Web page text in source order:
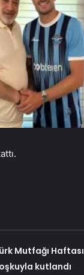
Mutfağı Haftası
kutlandı